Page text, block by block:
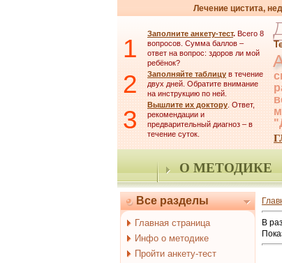
Лечение цистита,
1 Заполните анкету-тест. Всего 8
вопросов. Сумма баллов –
ответ на вопрос: здоров ли мой
ребёнок?
2 Заполняйте таблицу в течение
двух дней. Обратите внимание
на инструкцию по ней.
3 Вышлите их доктору. Ответ,
рекомендации и
предварительный диагноз – в
течение суток.
О МЕТОДИКЕ
Все разделы
Главная страница
Инфо о методике
Пройти анкету-тест
В